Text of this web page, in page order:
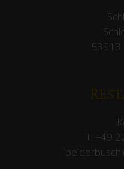
53913
T: +49
belderbusch